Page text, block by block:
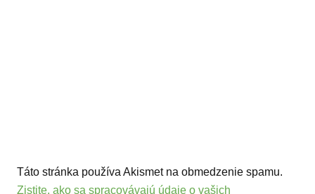
Táto stránka používa Akismet na obmedzenie spamu.
Zistite, ako sa spracovávajú údaje o vašich